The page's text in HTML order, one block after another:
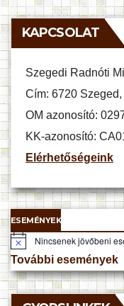
KAPCSOLAT
Szegedi Radnóti
Cím: 6720
OM azonosító:
KK-azonosító:
Elérhetőségeink
ESEMÉNYEK
N
o
t
i
c
e
Nincsenek jövőbeni
További események